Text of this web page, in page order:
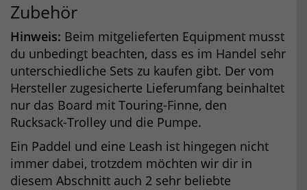
Zubehör
Hinweis: Beim mitgelieferten Equipment musst
du unbedingt beachten, dass es im Handel sehr
unterschiedliche Sets zu kaufen gibt. Der vom
Hersteller zugesicherte Lieferumfang beinhaltet
nur das Board mit Touring-Finne, den
Rucksack-Trolley und die Pumpe.
Ein Paddel und eine Leash ist hingegen nicht
immer dabei, trotzdem möchten wir dir in
diesem Abschnitt auch 2 sehr beliebte